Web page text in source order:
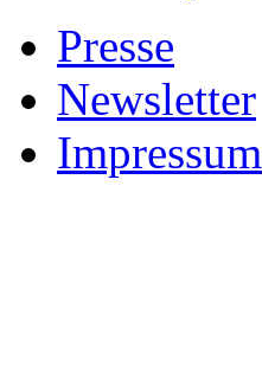
Presse
Newsletter
Impressum